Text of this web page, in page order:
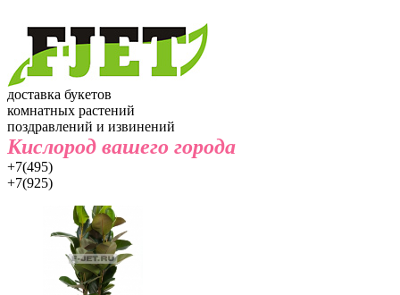
доставка букетов
комнатных растений
поздравлений и извинений
Кислород вашего города
+7(495)
+7(925)